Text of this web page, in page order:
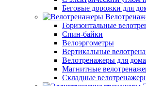
Беговые дорожки для
Горизонтальные
Спин-байки
Велоэргометры
Вертикальные
Велотренажеры для дома
Магнитные
Складные